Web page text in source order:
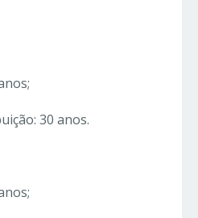
30 anos.